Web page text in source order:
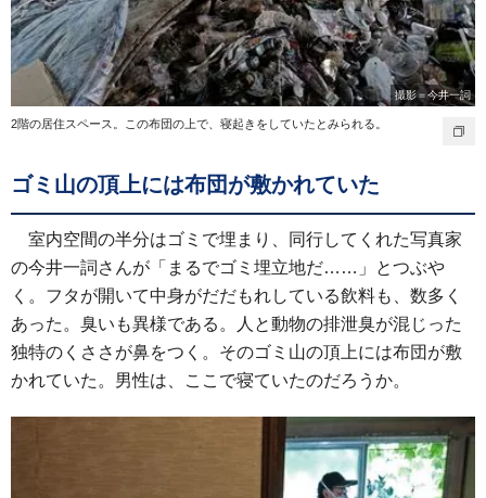
撮影＝今井一詞
2階の居住スペース。この布団の上で、寝起きをしていたとみられる。
ゴミ山の頂上には布団が敷かれていた
室内空間の半分はゴミで埋まり、同行してくれた写真家
の今井一詞さんが「まるでゴミ埋立地だ……」とつぶや
く。フタが開いて中身がだだもれしている飲料も、数多く
あった。臭いも異様である。人と動物の排泄臭が混じった
独特のくささが鼻をつく。そのゴミ山の頂上には布団が敷
かれていた。男性は、ここで寝ていたのだろうか。